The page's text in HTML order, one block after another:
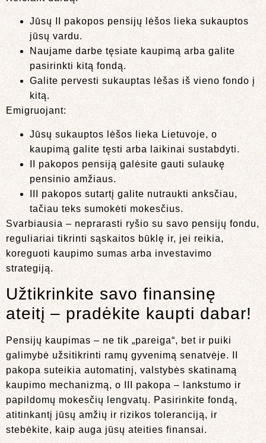
Jūsų II pakopos pensijų lėšos lieka sukauptos
jūsų vardu.
Naujame darbe tęsiate kaupimą arba galite
pasirinkti kitą fondą.
Galite pervesti sukauptas lėšas iš vieno fondo į
kitą.
Emigruojant:
Jūsų sukauptos lėšos lieka Lietuvoje, o
kaupimą galite tęsti arba laikinai sustabdyti.
II pakopos pensiją galėsite gauti sulaukę
pensinio amžiaus.
III pakopos sutartį galite nutraukti anksčiau,
tačiau teks sumokėti mokesčius.
Svarbiausia – neprarasti ryšio su savo pensijų fondu,
reguliariai tikrinti sąskaitos būklę ir, jei reikia,
koreguoti kaupimo sumas arba investavimo
strategiją.
Užtikrinkite savo finansinę
ateitį – pradėkite kaupti dabar!
Pensijų kaupimas – ne tik „pareiga“, bet ir puiki
galimybė užsitikrinti ramų gyvenimą senatvėje. II
pakopa suteikia automatinį, valstybės skatinamą
kaupimo mechanizmą, o III pakopa – lankstumo ir
papildomų mokesčių lengvatų. Pasirinkite fondą,
atitinkantį jūsų amžių ir rizikos toleranciją, ir
stebėkite, kaip auga jūsų ateities finansai.